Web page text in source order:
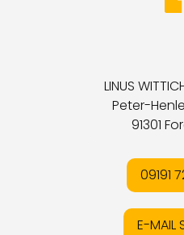
LINUS
Peter-
91301
09191
E-MAIL